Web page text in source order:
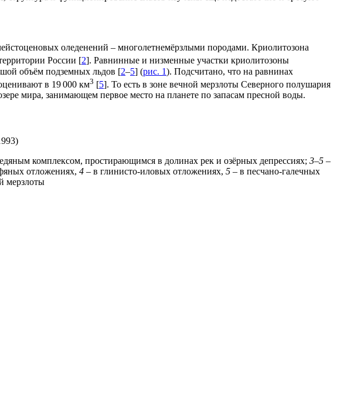
оледенений – многолетнемёрзлыми породами. Криолитозона
России [2]. Равнинные и низменные участки криолитозоны
объём подземных льдов [2–5] (рис. 1). Подсчитано, что на равнинах
в 19 000 км3 [5]. То есть в зоне вечной мерзлоты Северного полушария
мира, занимающем первое место на планете по запасам пресной воды.
комплексом, простирающимся в долинах рек и озёрных депрессиях; 3–5 –
отложениях, 4 – в глинисто-иловых отложениях, 5 – в песчано-галечных
мерзлоты